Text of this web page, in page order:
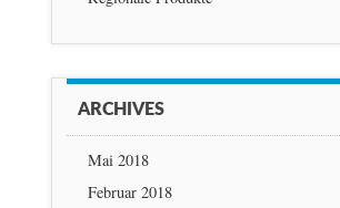
ARCHIVES
Mai 2018
Februar 2018